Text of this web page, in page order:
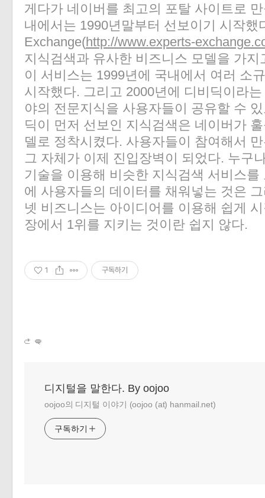
게다가 네이버를 최고의 포탈 사이트로
내에서는 1990년말부터 선보이기 시작했
Exchange(http://www.experts-
지식검색과 유사한 비즈니스 모델을 가
이 서비스는 1999년에 국내에서 여러 소
시작했다. 그리고 2000년에 디비딕이라
야의 전문지식을 사용자들이 공유할 수
딕이 먼저 선보인 지식검색은 네이버가
델로 정착시켰다. 사용자들이 참여해서
그 자체가 이제 진입장벽이 되었다. 누구
기술을 이용해 비슷한 지식검색 서비스
에 사용자들의 데이터를 채워넣는 것은
넷 비즈니스는 아이디어를 이용해 쉽게
장에서 1위를 지키는 것이란 쉽지 않다.
1 구독하기
디지털을 말한다. By oojoo
oojoo의 디지털 이야기 (oojoo (at) hanmail.net)
구독하기